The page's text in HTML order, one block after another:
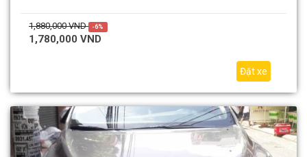
1,880,000 VND -6%
1,780,000 VND
Đặt xe